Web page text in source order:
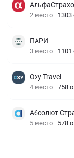
2 место 1303
ПАРИ
3 место 1101
Oxy Travel
4 место 758
Абсолют
5 место 578